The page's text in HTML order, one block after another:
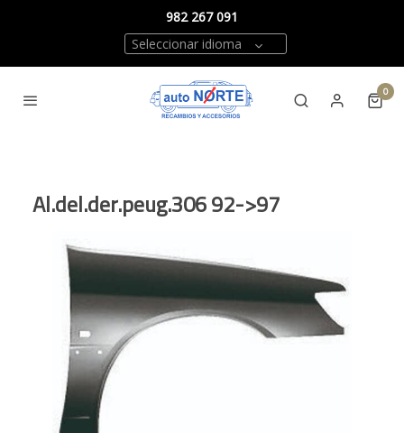
982 267 091
Seleccionar idioma
0
Al.del.der.peug.306 92->97